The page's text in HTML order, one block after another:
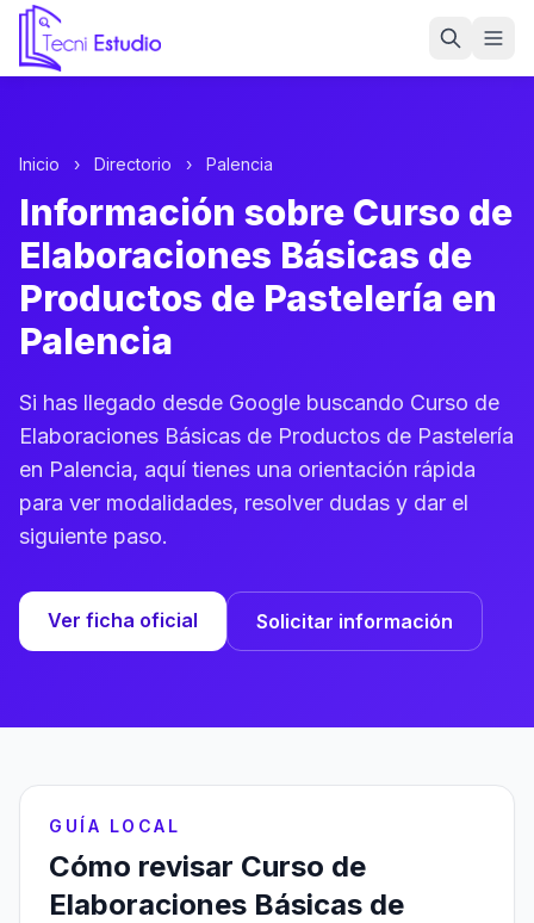
Ir a la página de inicio de Tecni Estudio
Inicio › Directorio › Palencia
Información sobre Curso de
Elaboraciones Básicas de
Productos de Pastelería en
Palencia
Si has llegado desde Google buscando Curso de
Elaboraciones Básicas de Productos de Pastelería
en Palencia, aquí tienes una orientación rápida
para ver modalidades, resolver dudas y dar el
siguiente paso.
Ver ficha oficial Solicitar información
GUÍA LOCAL
Cómo revisar Curso de
Elaboraciones Básicas de